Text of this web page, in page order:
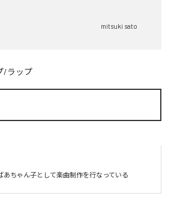
mitsuki sato
/ラップ
あちゃん子として楽曲制作を行なっている